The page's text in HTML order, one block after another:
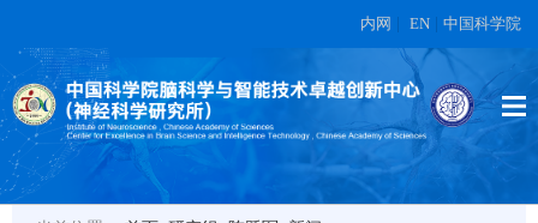
内网 EN 中国科学院